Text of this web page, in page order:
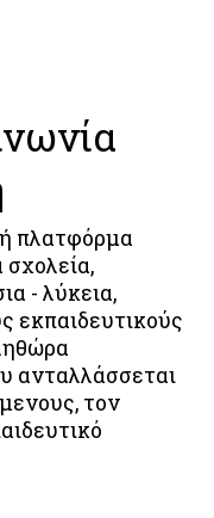
πλατφόρμα
σχολεία,
- λύκεια,
εκπαιδευτικούς
ανταλλάσσεται
τον